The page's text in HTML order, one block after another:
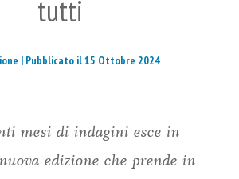
tutti
| Pubblicato il 15 Ottobre 2024
mesi di indagini esce in
edizione che prende in